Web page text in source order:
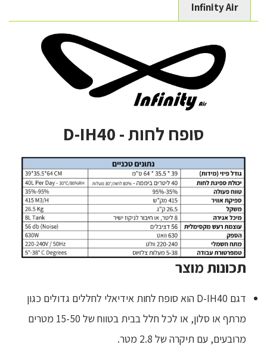
Infinity Air
סופח לחות - D-IH40
תכונות מוצר
דגם D-IH40 הוא סופח לחות אידיאלי לחללים גדולים כגון
מרתף או סלון, או לכל חלל בבית בטווח של 15-50 מטרים
מרובעים, עם תיקרה של 2.8 מטר.